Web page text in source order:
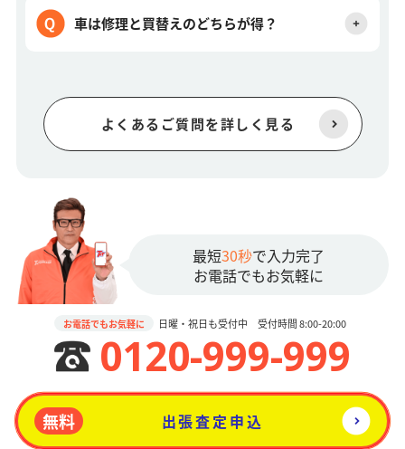
車は修理と買替えのどちらが得？
よくあるご質問を詳しく見る
最短30秒で入力完了
お電話でもお気軽に
お電話でもお気軽に 日曜・祝日も受付中 受付時間 8:00-20:00
0120-999-999
無料 出張査定申込